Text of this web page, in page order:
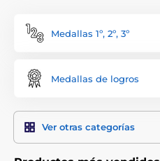
Medallas 1º, 2º, 3º
Medallas de logros
Ver otras categorías